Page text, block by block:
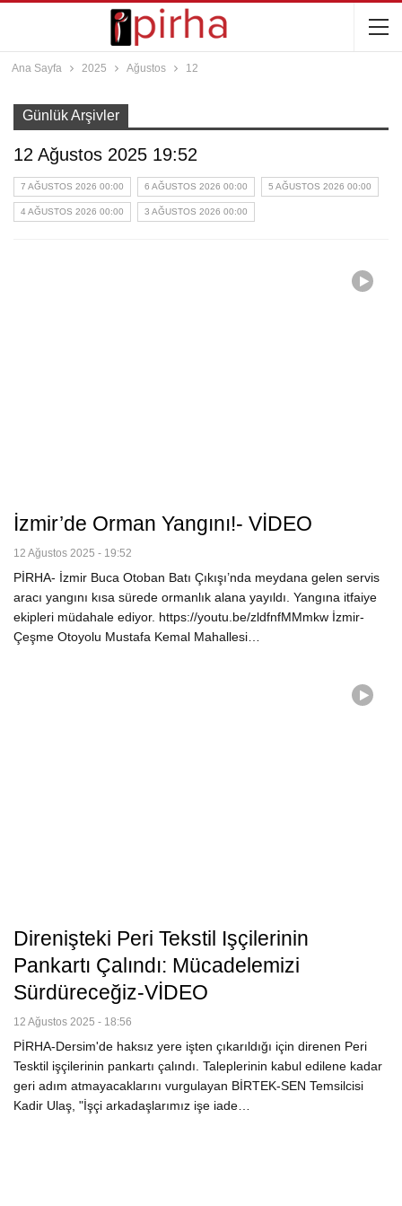
Ana Sayfa 2025 Ağustos 12
Günlük Arşivler
12 Ağustos 2025 19:52
7 AĞUSTOS 2026 00:00 6 AĞUSTOS 2026 00:00 5 AĞUSTOS 2026 00:00
4 AĞUSTOS 2026 00:00 3 AĞUSTOS 2026 00:00
İzmir’de Orman Yangını!- VİDEO
12 Ağustos 2025 - 19:52
PİRHA- İzmir Buca Otoban Batı Çıkışı’nda meydana gelen servis
aracı yangını kısa sürede ormanlık alana yayıldı. Yangına itfaiye
ekipleri müdahale ediyor. https://youtu.be/zldfnfMMmkw İzmir-
Çeşme Otoyolu Mustafa Kemal Mahallesi…
Direnişteki Peri Tekstil Işçilerinin
Pankartı Çalındı: Mücadelemizi
Sürdüreceğiz-VİDEO
12 Ağustos 2025 - 18:56
PİRHA-Dersim'de haksız yere işten çıkarıldığı için direnen Peri
Tesktil işçilerinin pankartı çalındı. Taleplerinin kabul edilene kadar
geri adım atmayacaklarını vurgulayan BİRTEK-SEN Temsilcisi
Kadir Ulaş, "İşçi arkadaşlarımız işe iade…